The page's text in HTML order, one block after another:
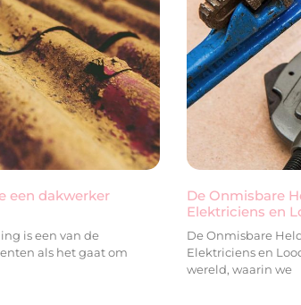
een dakwerker
is een van de
als het gaat om
De Onmisbare
Elektriciens en
De Onmisbare
Elektriciens en
wereld, waarin we